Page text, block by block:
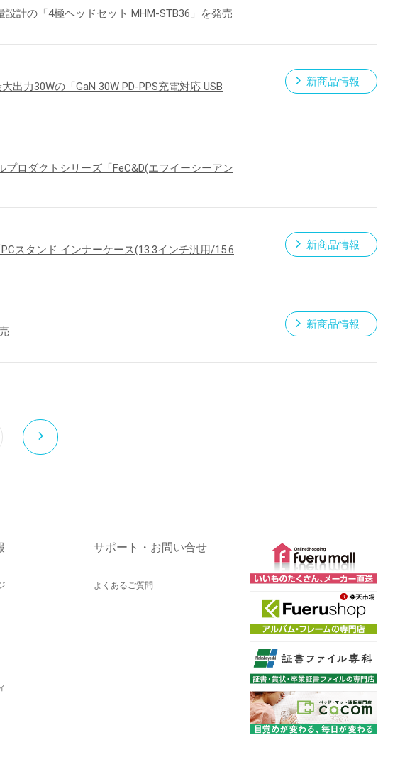
計の「4極ヘッドセット MHM-STB36」を発売
出力30Wの「GaN 30W PD-PPS充電対応 USB
新商品情報
ロダクトシリーズ「FeC&D(エフイーシーアン
スタンド インナーケース(13.3インチ汎用/15.6
新商品情報
新商品情報
サポート・お問い合せ
よくあるご質問